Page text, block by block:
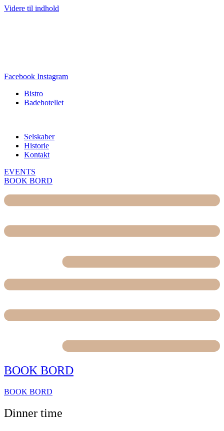
Videre til indhold
Facebook Instagram
Bistro
Badehotellet
Selskaber
Historie
Kontakt
EVENTS
BOOK BORD
BOOK BORD
BOOK BORD
Dinner time